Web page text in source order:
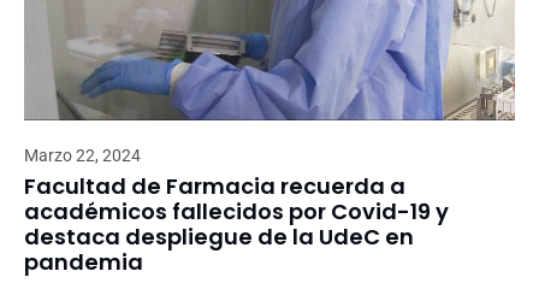
Marzo 22, 2024
Facultad de Farmacia recuerda a
académicos fallecidos por Covid-19 y
destaca despliegue de la UdeC en
pandemia